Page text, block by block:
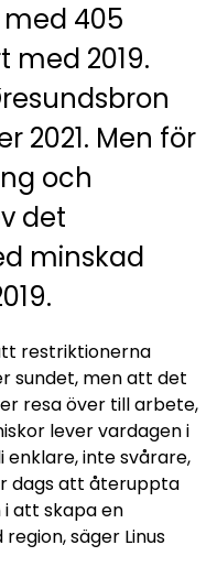
405
med 2019.
2021. Men för
och
det
minskad
restriktionerna
sundet, men att det
resa över till arbete,
lever vardagen i
inte svårare,
dags att återuppta
att skapa en
säger Linus